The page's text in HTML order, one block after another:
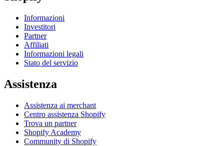
Informazioni
Investitori
Partner
Affiliati
Informazioni legali
Stato del servizio
Assistenza
Assistenza ai merchant
Centro assistenza Shopify
Trova un partner
Shopify Academy
Community di Shopify